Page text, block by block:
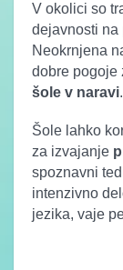
V okolici so
dejavnosti na
Neokrnjena
dobre pogoje
šole v naravi.
Šole lahko
za izvajanje
spoznavni
intenzivno
jezika, vaje